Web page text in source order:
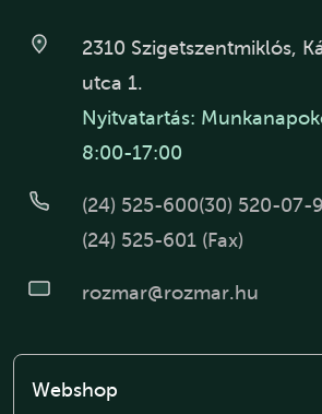
2310 Szigetszentmiklós,
utca 1.
Nyitvatartás:
8:00-17:00
(24) 525-600(30) 520-07-
(24) 525-601 (Fax)
rozmar@rozmar.hu
Webshop